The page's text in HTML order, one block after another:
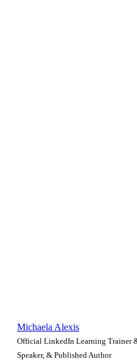
Michaela Alexis
Official LinkedIn Learning Trainer
Speaker, & Published Author